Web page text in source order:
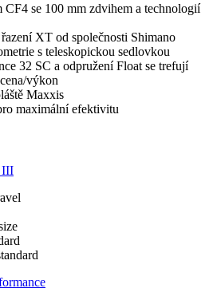
se 100 mm zdvihem a technologií
XT od společnosti Shimano
s teleskopickou sedlovkou
32 SC a odpružení Float se trefují
výkon
Maxxis
maximální efektivitu
III